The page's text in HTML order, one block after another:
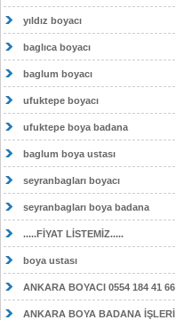
yıldız boyacı
baglıca boyacı
baglum boyacı
ufuktepe boyacı
ufuktepe boya badana
baglum boya ustası
seyranbagları boyacı
seyranbagları boya badana
.....FİYAT LİSTEMİZ.....
boya ustası
ANKARA BOYACI 0554 184 41 66
ANKARA BOYA BADANA İŞLERİ